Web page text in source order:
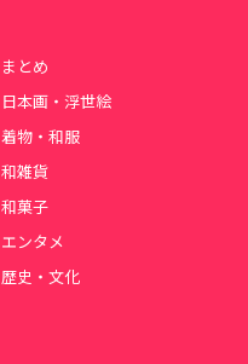
まとめ
日本画・浮世絵
着物・和服
和雑貨
和菓子
エンタメ
歴史・文化